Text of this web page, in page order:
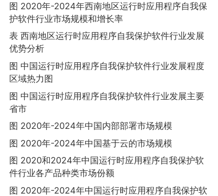
图 2020年-2024年西南地区运行时应用程序自我保
护软件行业市场规模和增长率
表 西南地区运行时应用程序自我保护软件行业发展
优势分析
图 中国运行时应用程序自我保护软件行业发展程度
区域热力图
图 中国运行时应用程序自我保护软件行业发展主要
省市
图 2020年-2024年中国内部部署市场规模
图 2020年-2024年中国基于云的市场规模
图 2020和2024年中国运行时应用程序自我保护软
件行业各产品种类市场份额
图 2020年-2024年中国运行时应用程序自我保护软